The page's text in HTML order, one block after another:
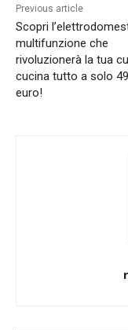
Previous article
Scopri
multifunzione che
rivoluzionerà la tua
cucina tutto a solo
euro!